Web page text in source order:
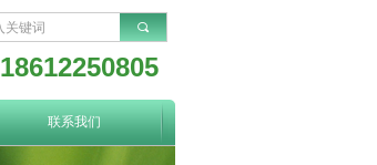
18612250805
끠
联系我们